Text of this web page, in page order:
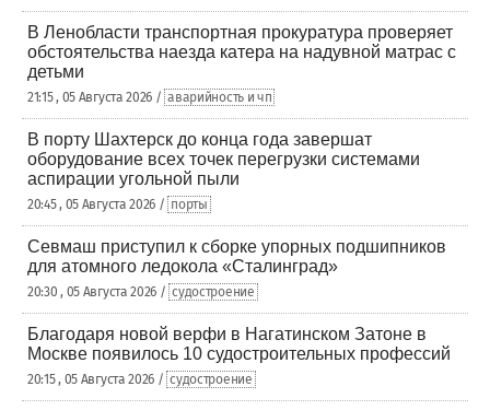
В Ленобласти транспортная прокуратура проверяет
обстоятельства наезда катера на надувной матрас с
детьми
21:15 , 05 Августа 2026 / аварийность и чп
В порту Шахтерск до конца года завершат
оборудование всех точек перегрузки системами
аспирации угольной пыли
20:45 , 05 Августа 2026 / порты
Севмаш приступил к сборке упорных подшипников
для атомного ледокола «Сталинград»
20:30 , 05 Августа 2026 / судостроение
Благодаря новой верфи в Нагатинском Затоне в
Москве появилось 10 судостроительных профессий
20:15 , 05 Августа 2026 / судостроение